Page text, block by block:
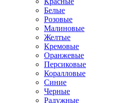
Белые
Розовые
Малиновые
Желтые
Кремовые
Оранжевые
Персиковые
Коралловые
Синие
Черные
Радужные